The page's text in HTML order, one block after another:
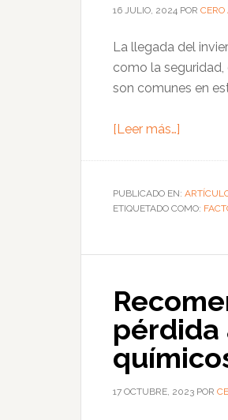
16 JULIO, 2024 POR CERO
La llegada del
como la
son comunes en
[Leer más…]
los
por
el
invierno
PUBLICADO EN:
ETIQUETADO COMO:
pérdida
17 OCTUBRE, 2023 POR